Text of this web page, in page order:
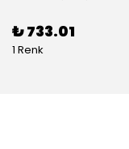
₺ 733.01
1 Renk